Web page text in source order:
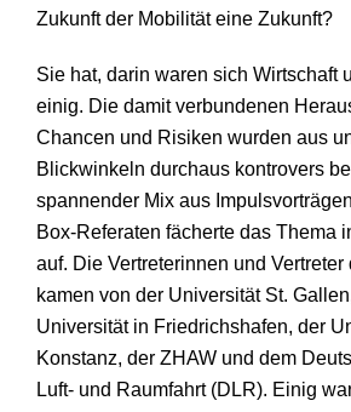
Zukunft der Mobilität eine Zukunft?
Sie hat, darin waren sich Wirtschaft
einig. Die damit verbundenen
Chancen und Risiken wurden aus
Blickwinkeln durchaus kontrovers
spannender Mix aus
Box-Referaten fächerte das Thema
auf. Die Vertreterinnen und
kamen von der Universität St.
Universität in Friedrichshafen, der
Konstanz, der ZHAW und dem
Luft- und Raumfahrt (DLR). Einig